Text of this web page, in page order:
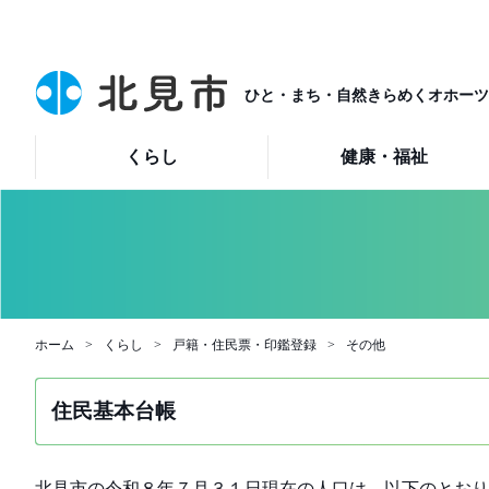
ひと・まち・自然きらめくオホー
くらし 健康・福祉
ホーム くらし 戸籍・住民票・印鑑登録 その他
住民基本台帳